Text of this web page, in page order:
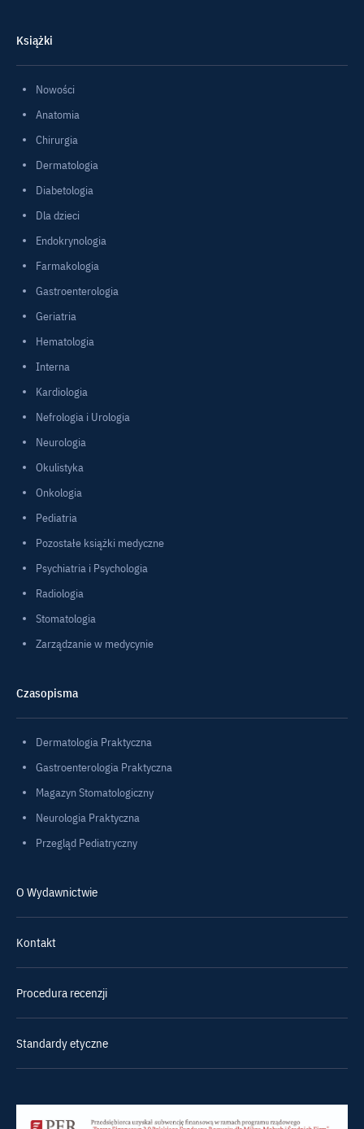
Książki
Nowości
Anatomia
Chirurgia
Dermatologia
Diabetologia
Dla dzieci
Endokrynologia
Farmakologia
Gastroenterologia
Geriatria
Hematologia
Interna
Kardiologia
Nefrologia i Urologia
Neurologia
Okulistyka
Onkologia
Pediatria
Pozostałe książki medyczne
Psychiatria i Psychologia
Radiologia
Stomatologia
Zarządzanie w medycynie
Czasopisma
Dermatologia Praktyczna
Gastroenterologia Praktyczna
Magazyn Stomatologiczny
Neurologia Praktyczna
Przegląd Pediatryczny
O Wydawnictwie
Kontakt
Procedura recenzji
Standardy etyczne